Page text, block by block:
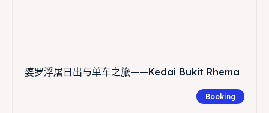
婆罗浮屠日出与单车之旅——Kedai Bukit Rhema
Booking